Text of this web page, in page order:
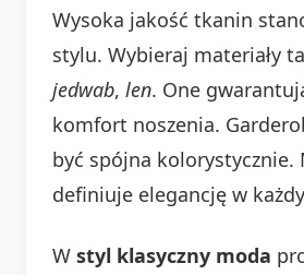
Wysoka jakość tkanin
stylu. Wybieraj materiały
jedwab, len. One
komfort noszenia.
być spójna kolorystycznie.
definiuje elegancję w
W styl klasyczny moda